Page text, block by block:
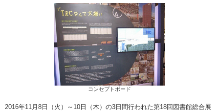
コンセプトボード
2016年11月8日（火）～10日（木）の3日間行われた第18回図書館総合展